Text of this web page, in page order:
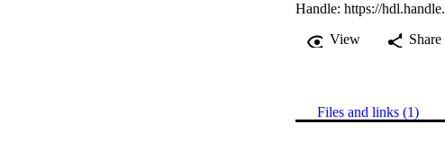
Handle: https://
View
Share
Files and links (1)